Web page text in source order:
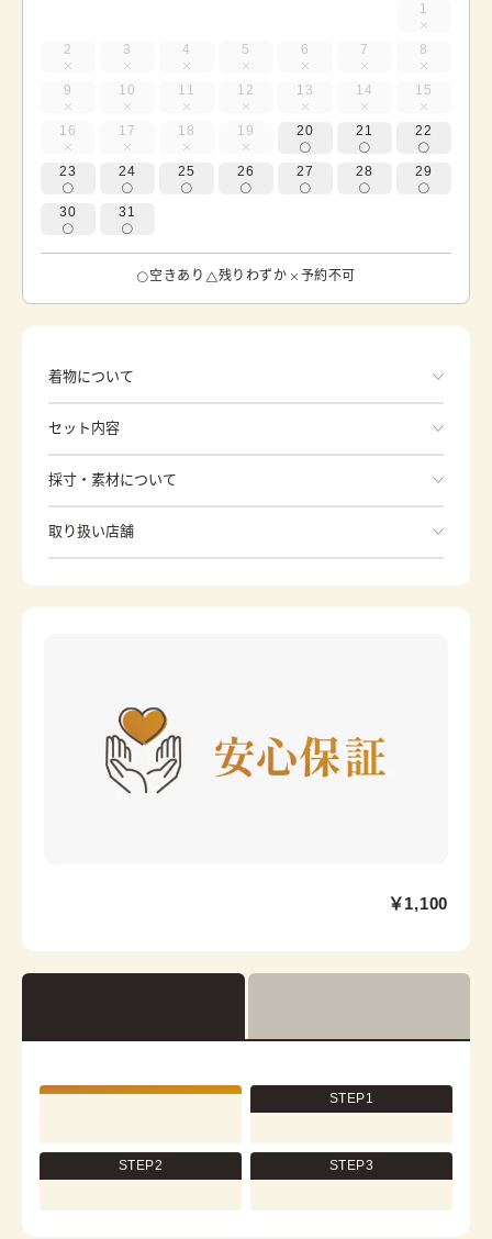
1
2 3 4 5 6 7 8
9 10 11 12 13 14 15
16 17 18 19 20 21 22
23 24 25 26 27 28 29
30 31
空きあり 残りわずか 予約不可
着物について
セット内容
※着付けに必要な一式をすべて含みます。
和服
草履
採寸・素材について
身丈 74cm
取り扱い店舗
大阪市中央区心斎橋筋2-3-27 心央ビル3階
￥1,100
STEP1
STEP2 STEP3